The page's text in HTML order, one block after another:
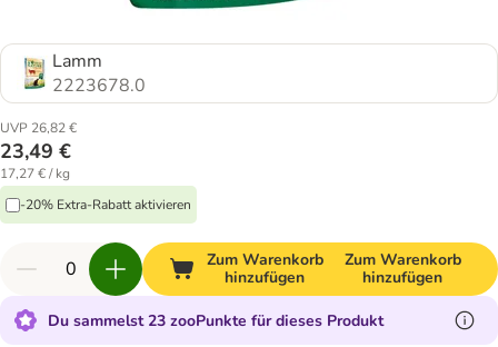
Lamm
2223678.0
UVP 26,82 €
23,49 €
17,27 € / kg
-20% Extra-Rabatt aktivieren
Zum Warenkorb
hinzufügen
Zum Warenkorb
hinzufügen
Du sammelst 23 zooPunkte für dieses Produkt